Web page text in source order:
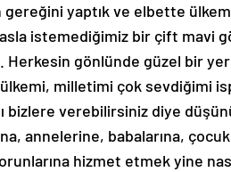
yaptık ve elbette
istemediğimiz bir çift mavi
Herkesin gönlünde güzel bir
milletimi çok sevdiğimi
bizlere verebilirsiniz diye
annelerine, babalarına,
hizmet etmek yine